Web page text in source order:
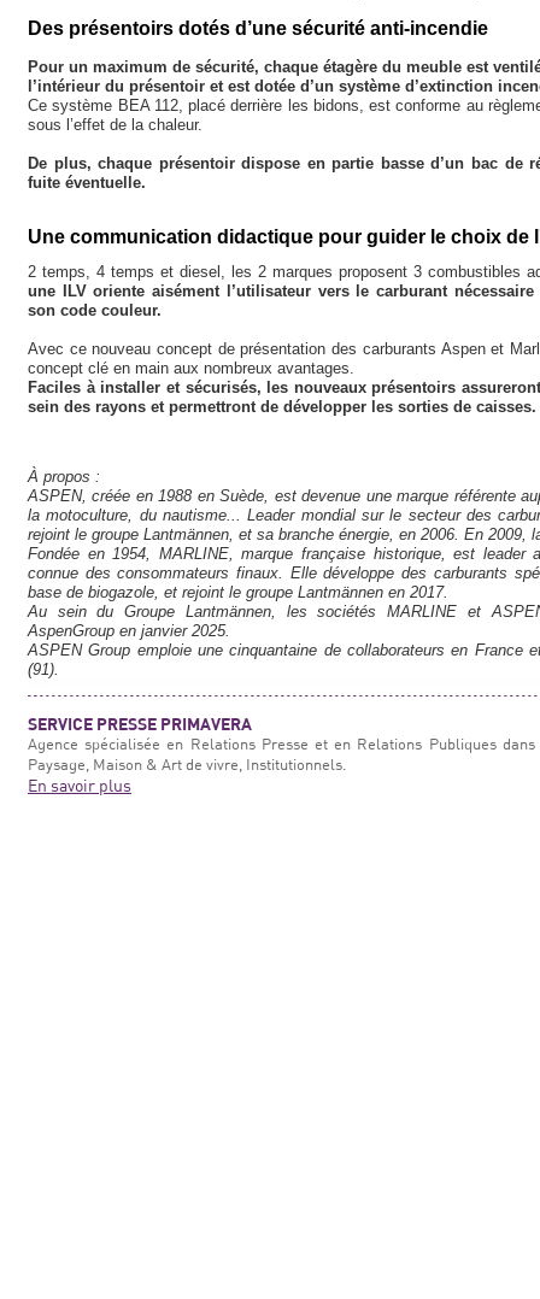
Des présentoirs dotés d’une sécurité anti-incendie
Pour un maximum de sécurité, chaque étagère du meuble est
l’intérieur du présentoir et est dotée d’un système d’extinction
Ce système BEA 112, placé derrière les bidons, est conforme au
sous l’effet de la chaleur.
De plus, chaque présentoir dispose en partie basse d’un bac de
fuite éventuelle.
Une communication didactique pour guider le choix de
2 temps, 4 temps et diesel, les 2 marques proposent 3 combustibles
une ILV oriente aisément l’utilisateur vers le carburant
son code couleur.
Avec ce nouveau concept de présentation des carburants Aspen et
concept clé en main aux nombreux avantages.
Faciles à installer et sécurisés, les nouveaux présentoirs
sein des rayons et permettront de développer les sorties de caisses.
À propos :
ASPEN, créée en 1988 en Suède, est devenue une marque référente
la motoculture, du nautisme... Leader mondial sur le secteur des
rejoint le groupe Lantmännen, et sa branche énergie, en 2006. En 2009,
Fondée en 1954, MARLINE, marque française historique, est
connue des consommateurs finaux. Elle développe des carburants
base de biogazole, et rejoint le groupe Lantmännen en 2017.
Au sein du Groupe Lantmännen, les sociétés MARLINE et
AspenGroup en janvier 2025.
ASPEN Group emploie une cinquantaine de collaborateurs en France
(91).
SERVICE PRESSE PRIMAVERA
Agence spécialisée en Relations Presse et en Relations Publiques
Paysage, Maison & Art de vivre, Institutionnels.
En savoir plus